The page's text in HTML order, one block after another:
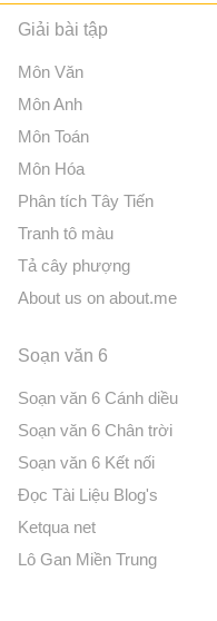
Giải bài tập
Môn Văn
Môn Anh
Môn Toán
Môn Hóa
Phân tích Tây Tiến
Tranh tô màu
Tả cây phượng
About us on about.me
Soạn văn 6
Soạn văn 6 Cánh diều
Soạn văn 6 Chân trời
Soạn văn 6 Kết nối
Đọc Tài Liệu Blog's
Ketqua net
Lô Gan Miền Trung